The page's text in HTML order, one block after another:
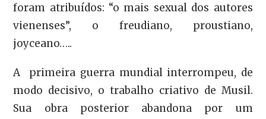
foram atribuídos: “o mais sexual dos autores
vienenses”, o freudiano, proustiano,
joyceano…..
A primeira guerra mundial interrompeu, de
modo decisivo, o trabalho criativo de Musil.
Sua obra posterior abandona por um